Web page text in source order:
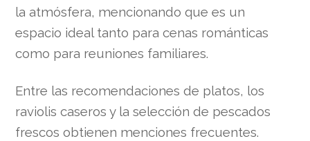
la atmósfera, mencionando que es un
espacio ideal tanto para cenas románticas
como para reuniones familiares.
Entre las recomendaciones de platos, los
raviolis caseros y la selección de pescados
frescos obtienen menciones frecuentes.